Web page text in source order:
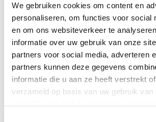
We gebruiken cookies om content en
personaliseren, om functies voor social
en om ons websiteverkeer te
informatie over uw gebruik van onze
partners voor social media, adverteren
partners kunnen deze gegevens
informatie die u aan ze heeft verstrekt
verzameld op basis van uw gebruik van
Er zijn recent enkele boeven ontsnapt uit De
gevangenis op het Oostereiland in de haven
dat gegeven is voor jonge kinderen de
verzocht” gemaakt door de Educatieve
van de 20e Eeuw. Het museum huist
in de voormalige gevangenis en is in feite nu
van Bewaring’.
1 min